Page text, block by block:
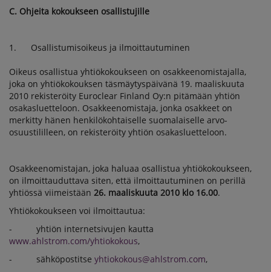
C. Ohjeita kokoukseen osallistujille
1. Osallistumisoikeus ja ilmoittautuminen
Oikeus osallistua yhtiökokoukseen on osakkeenomistajalla,
joka on yhtiökokouksen täsmäytyspäivänä 19. maaliskuuta
2010 rekisteröity Euroclear Finland Oy:n pitämään yhtiön
osakasluetteloon. Osakkeenomistaja, jonka osakkeet on
merkitty hänen henkilökohtaiselle suomalaiselle arvo-
osuustililleen, on rekisteröity yhtiön osakasluetteloon.
Osakkeenomistajan, joka haluaa osallistua yhtiökokoukseen,
on ilmoittauduttava siten, että ilmoittautuminen on perillä
yhtiössä viimeistään 26. maaliskuuta 2010 klo 16.00.
Yhtiökokoukseen voi ilmoittautua:
- yhtiön internetsivujen kautta
www.ahlstrom.com/yhtiokokous,
- sähköpostitse yhtiokokous@ahlstrom.com,